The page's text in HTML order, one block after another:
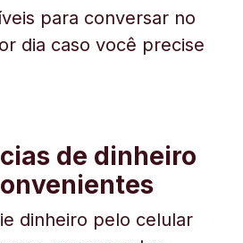
para conversar no
dia caso você precise
de dinheiro
dinheiro pelo celular